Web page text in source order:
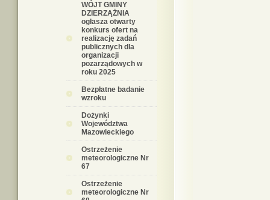
WÓJT GMINY
DZIERZĄŻNIA
ogłasza otwarty
konkurs ofert na
realizację zadań
publicznych dla
organizacji
pozarządowych w
roku 2025
Bezpłatne badanie
wzroku
Dożynki
Województwa
Mazowieckiego
Ostrzeżenie
meteorologiczne Nr
67
Ostrzeżenie
meteorologiczne Nr